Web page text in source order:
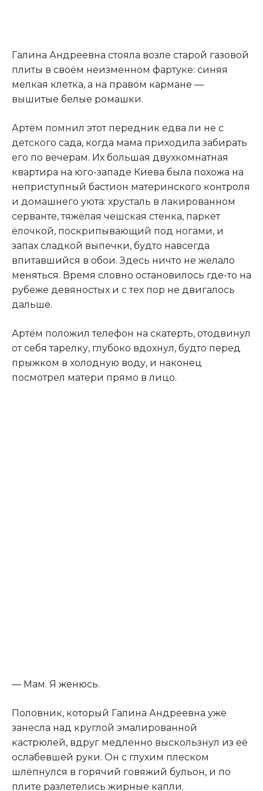
Галина Андреевна стояла возле старой газовой
плиты в своём неизменном фартуке: синяя
мелкая клетка, а на правом кармане —
вышитые белые ромашки.
Артём помнил этот передник едва ли не с
детского сада, когда мама приходила забирать
его по вечерам. Их большая двухкомнатная
квартира на юго-западе Киева была похожа на
неприступный бастион материнского контроля
и домашнего уюта: хрусталь в лакированном
серванте, тяжёлая чешская стенка, паркет
ёлочкой, поскрипывающий под ногами, и
запах сладкой выпечки, будто навсегда
впитавшийся в обои. Здесь ничто не желало
меняться. Время словно остановилось где-то на
рубеже девяностых и с тех пор не двигалось
дальше.
Артём положил телефон на скатерть, отодвинул
от себя тарелку, глубоко вдохнул, будто перед
прыжком в холодную воду, и наконец
посмотрел матери прямо в лицо.
— Мам. Я женюсь.
Половник, который Галина Андреевна уже
занесла над круглой эмалированной
кастрюлей, вдруг медленно выскользнул из её
ослабевшей руки. Он с глухим плеском
шлёпнулся в горячий говяжий бульон, и по
плите разлетелись жирные капли.